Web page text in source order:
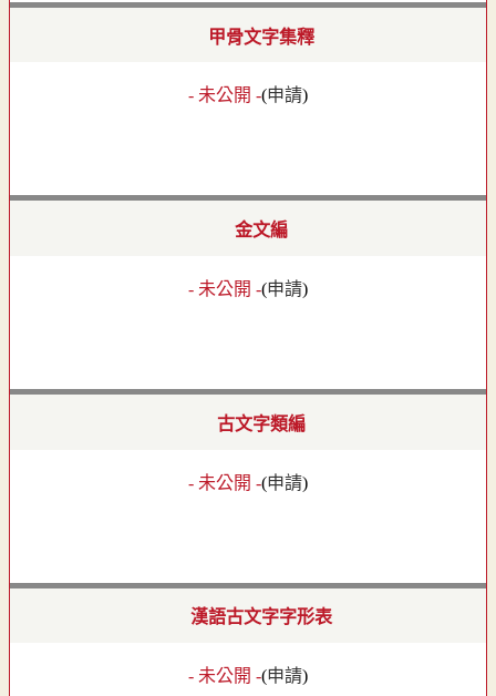
甲骨文字集釋
- 未公開 -(申請)
金文編
- 未公開 -(申請)
古文字類編
- 未公開 -(申請)
漢語古文字字形表
- 未公開 -(申請)